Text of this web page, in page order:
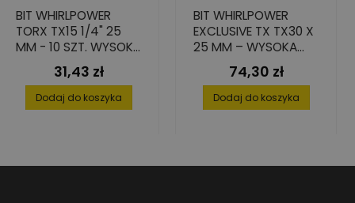
BIT WHIRLPOWER
TORX TX15 1/4" 25
MM - 10 SZT. WYSOKA
PRECYZJA I
TWARDOŚĆ
Cena
31,43 zł
Dodaj do koszyka
BIT WHIRLPOWER
EXCLUSIVE TX TX30 X
25 MM – WYSOKA
TWARDOŚĆ, ZESTAW
10 SZT.Cena
74,30 zł
Dodaj do koszyka